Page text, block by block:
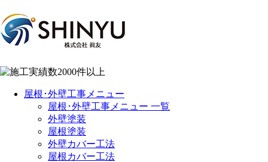
屋根･外壁工事メニュー
屋根･外壁工事メニュー 一覧
外壁塗装
屋根塗装
外壁カバー工法
屋根カバー工法